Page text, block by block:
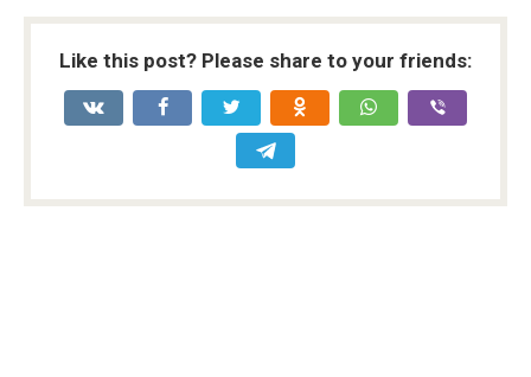
Like this post? Please share to your friends: